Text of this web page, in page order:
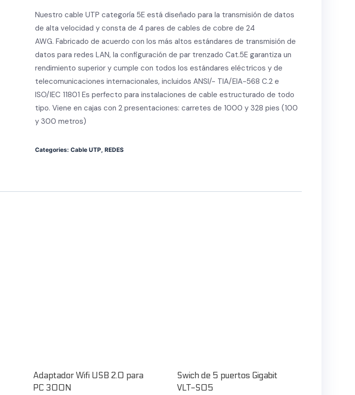
Nuestro cable UTP categoría 5E está diseñado para la transmisión de datos
de alta velocidad y consta de 4 pares de cables de cobre de 24
AWG. Fabricado de acuerdo con los más altos estándares de transmisión de
datos para redes LAN, la configuración de par trenzado Cat.5E garantiza un
rendimiento superior y cumple con todos los estándares eléctricos y de
telecomunicaciones internacionales, incluidos ANSI/- TIA/EIA-568 C.2 e
ISO/IEC 11801 Es perfecto para instalaciones de cable estructurado de todo
tipo. Viene en cajas con 2 presentaciones: carretes de 1000 y 328 pies (100
y 300 metros)
Categories: Cable UTP, REDES
Adaptador Wifi USB 2.0 para
PC 300N
Swich de 5 puertos Gigabit
VLT-S05